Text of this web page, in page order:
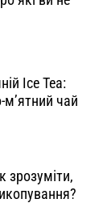
Ice Tea:
чай
зрозуміти,